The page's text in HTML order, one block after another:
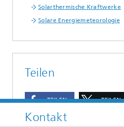
Solarthermische Kraftwerke
Solare Energiemeteorologie
Kontakt
Teilen
TEILEN TEILEN
TEILEN